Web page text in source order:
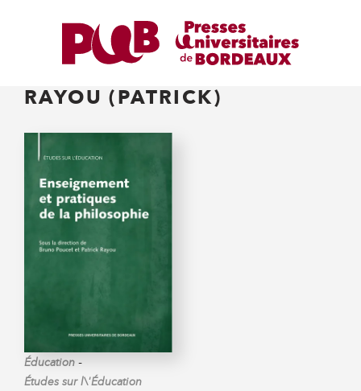
RAYOU (PATRICK)
Éducation -
Études sur l\'Éducation